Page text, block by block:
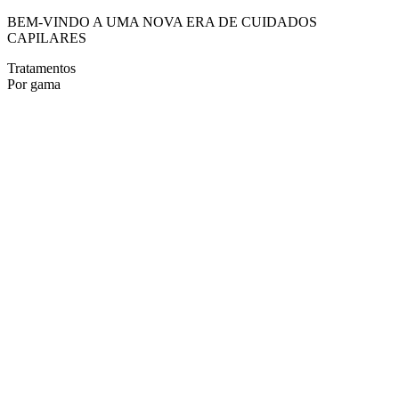
BEM-VINDO A UMA NOVA ERA DE CUIDADOS
CAPILARES
Tratamentos
Por gama